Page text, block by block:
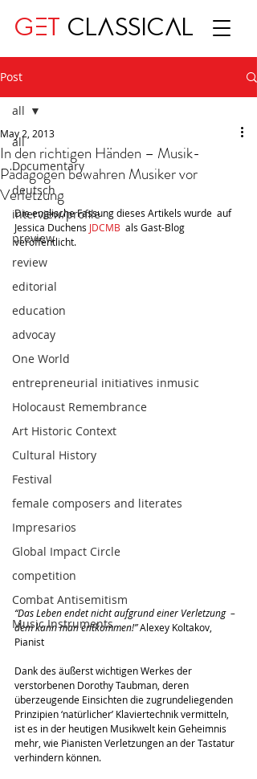
GET CLASSICAL
Post
all
Documentary
deutsch
interview/profile
preview
review
editorial
education
advocay
One World
entrepreneurial initiatives inmusic
Holocaust Remembrance
Art Historic Context
Cultural History
Festival
female composers and literates
Impresarios
Global Impact Circle
competition
Combat Antisemitism
Music Instruments
all
In den richtigen Händen – Musik-
Pädagogen bewahren Musiker vor
Verletzung
May 2, 2013
Die englische Fassung dieses Artikels wurde  auf
Jessica Duchens JDCMB als Gast-Blog
veröffentlicht.
“Das Leben endet nicht aufgrund einer Verletzung  –
dem kann man entkommen!” Alexey Koltakov,
Pianist
Dank des äußerst wichtigen Werkes der
verstorbenen Dorothy Taubman, deren
überzeugende Einsichten die zugrundeliegenden
Prinzipien ‘natürlicher’ Klaviertechnik vermitteln,
ist es in der heutigen Musikwelt kein Geheimnis
mehr, wie Pianisten Verletzungen an der Tastatur
verhindern können.